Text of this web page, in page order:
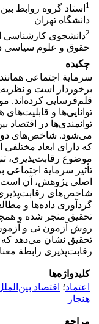
1 استاد گروه روابط
دانشگاه تهران
2دانشجوی کارشناسی
حقوق و علوم سیاسی
چکیده
سرمایة اجتماعی
برخوردار است و
قلم‌فرسایی کرده‌اند.
توانایی‌ها و
توانمندی‌ها در اقتصاد
می‌شود. شاخص‌های
که دارای ابعاد
موضوع رقابت‌پذیری،
تأثیر سرمایة
اصلی پژوهش، آن است
شاخص‌های رقابت‌پذیری
گردآوری داده‌ها و
تحقیق منجر شده و
روش آزمون تی و
تحقیق نشان می‌دهد
رقابت‌پذیری رابطة
کلیدواژه‌ها
اعتماد؛ اقتصاد
هنجار
مراجع